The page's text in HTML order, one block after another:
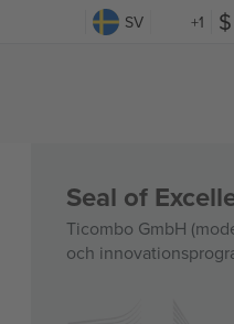
SV +1
Seal of
Ticombo GmbH
och